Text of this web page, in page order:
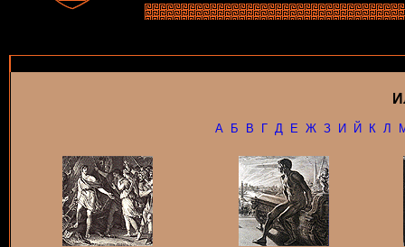
А Б В Г Д Е Ж З И Й К Л